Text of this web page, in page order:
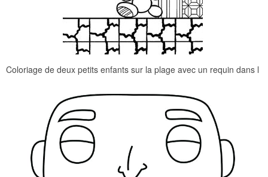
Coloriage de deux petits enfants sur la plage avec un requin dans l